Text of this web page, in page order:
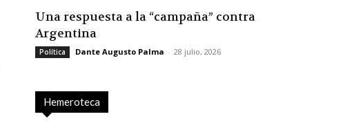
Una respuesta a la “campaña” contra
Argentina
Política Dante Augusto Palma - 28 julio, 2026
Hemeroteca